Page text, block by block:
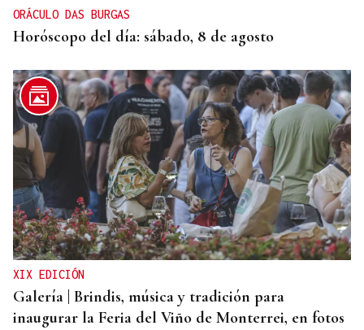
ORÁCULO DAS BURGAS
Horóscopo del día: sábado, 8 de agosto
XIX EDICIÓN
Galería | Brindis, música y tradición para
inaugurar la Feria del Viño de Monterrei, en fotos